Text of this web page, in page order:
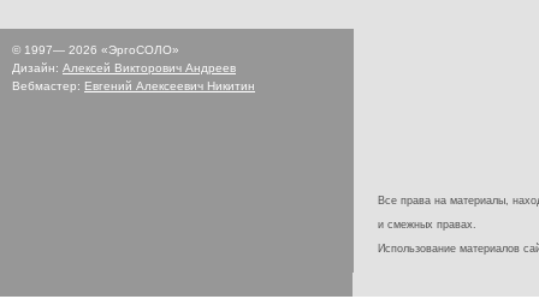
© 1997— 2026 «ЭргоСОЛО»
Дизайн: Алексей Викторович Андреев
Вебмастер: Евгений Алексеевич Никитин
Все права на материалы,
и смежных правах.
Использование материалов